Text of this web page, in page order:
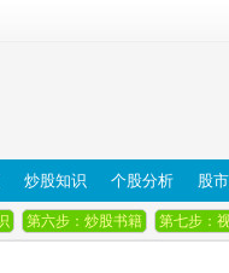
炒股知识 个股分析 股
第六步：炒股书籍 第七步：